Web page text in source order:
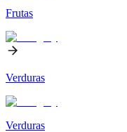
Frutas
Verduras
Verduras